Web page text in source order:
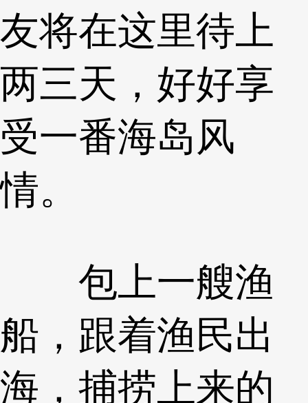
友将在这里待上
两三天，好好享
受一番海岛风
情。
包上一艘渔
船，跟着渔民出
海，捕捞上来的